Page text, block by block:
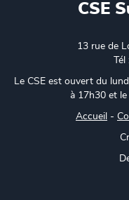
CSE
13 rue de
Le CSE est ouvert du
à 17h30 et
Accueil -